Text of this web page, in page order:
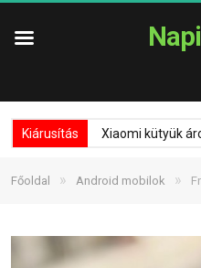
Kiárusítás Xiaomi kütyük
Főoldal » Android mobilok »